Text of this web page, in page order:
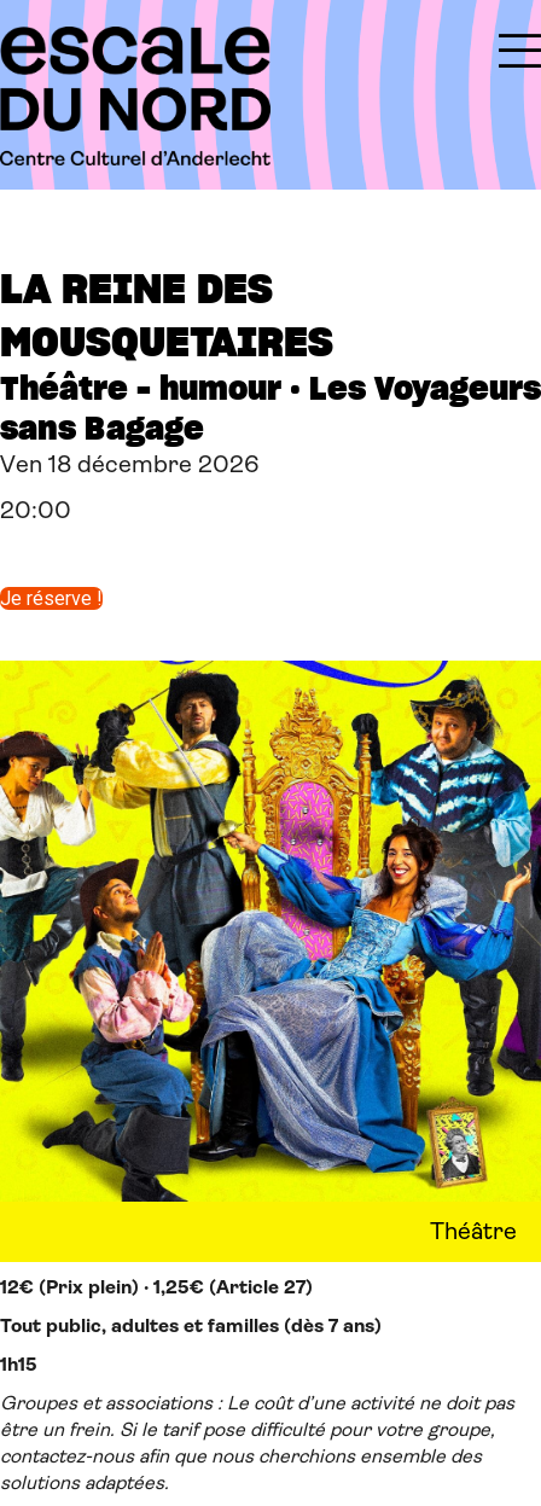
LA REINE DES
MOUSQUETAIRES
Théâtre - humour · Les Voyageurs
sans Bagage
Ven 18 décembre 2026
20:00
Je réserve !
Théâtre
12€ (Prix plein) · 1,25€ (Article 27)
Tout public, adultes et familles (dès 7 ans)
1h15
Groupes et associations : Le coût d’une activité ne doit pas
être un frein. Si le tarif pose difficulté pour votre groupe,
contactez-nous afin que nous cherchions ensemble des
solutions adaptées.